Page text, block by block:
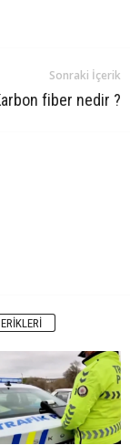
Sonraki İçerik
fiber nedir ?